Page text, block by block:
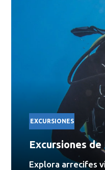
EXCURSIONES
Excursiones de
Explora arrecifes